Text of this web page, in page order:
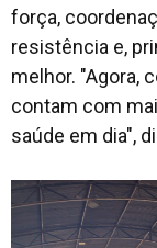
força,
resistência e,
melhor. "Agora,
contam com
saúde em dia",